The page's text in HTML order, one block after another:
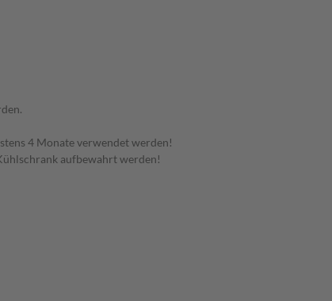
4 Monate verwendet werden!
aufbewahrt werden!